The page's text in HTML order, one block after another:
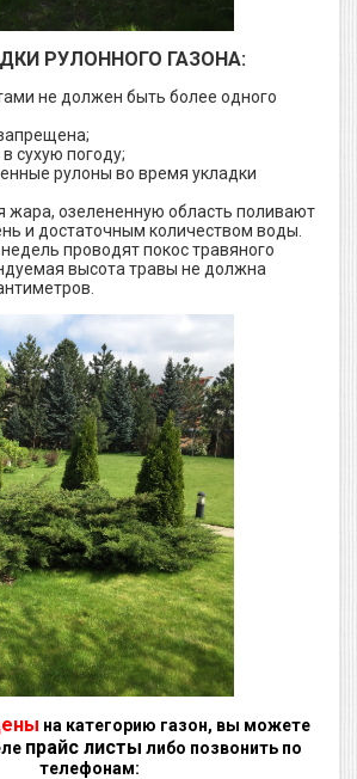
РУЛОННОГО ГАЗОНА:
не должен быть более одного
сухую погоду;
рулоны во время укладки
жара, озелененную область поливают
и достаточным количеством воды.
проводят покос травяного
высота травы не должна
на категорию газон, вы можете
прайс листы либо позвонить по
телефонам: